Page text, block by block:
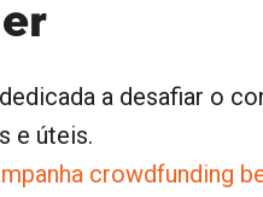
a desafiar o
e úteis.
crowdfunding